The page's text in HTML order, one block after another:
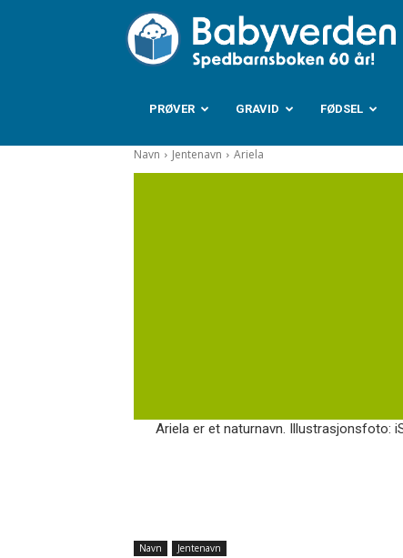
PRØVER GRAVID FØDSEL
Navn Jentenavn Ariela
Ariela er et naturnavn. Illustrasjonsfoto:
Navn Jentenavn